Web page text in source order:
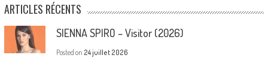
ARTICLES RÉCENTS
SIENNA SPIRO – Visitor (2026)
Posted on 24 juillet 2026